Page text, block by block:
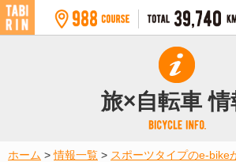
旅×自転車 情
ホーム >情報一覧 > スポーツタイプのe-bike